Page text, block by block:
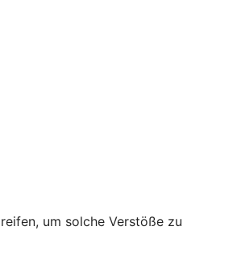
um solche Verstöße zu